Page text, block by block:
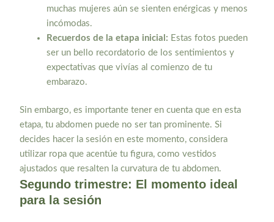
muchas mujeres aún se sienten enérgicas y menos
incómodas.
Recuerdos de la etapa inicial: Estas fotos pueden
ser un bello recordatorio de los sentimientos y
expectativas que vivías al comienzo de tu
embarazo.
Sin embargo, es importante tener en cuenta que en esta
etapa, tu abdomen puede no ser tan prominente. Si
decides hacer la sesión en este momento, considera
utilizar ropa que acentúe tu figura, como vestidos
ajustados que resalten la curvatura de tu abdomen.
Segundo trimestre: El momento ideal
para la sesión